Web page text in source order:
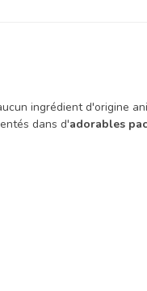
ingrédient d'origine
dans d'adorables